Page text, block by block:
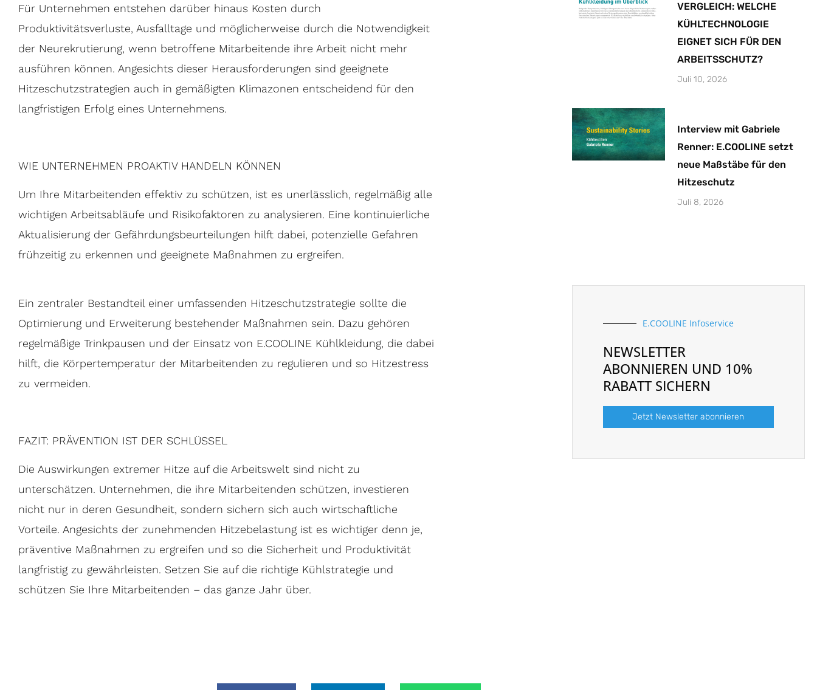
Für Unternehmen entstehen darüber hinaus Kosten durch
Produktivitätsverluste, Ausfalltage und möglicherweise durch die Notwendigkeit
der Neurekrutierung, wenn betroffene Mitarbeitende ihre Arbeit nicht mehr
ausführen können. Angesichts dieser Herausforderungen sind geeignete
Hitzeschutzstrategien auch in gemäßigten Klimazonen entscheidend für den
langfristigen Erfolg eines Unternehmens.
WIE UNTERNEHMEN PROAKTIV HANDELN KÖNNEN
Um Ihre Mitarbeitenden effektiv zu schützen, ist es unerlässlich, regelmäßig alle
wichtigen Arbeitsabläufe und Risikofaktoren zu analysieren. Eine kontinuierliche
Aktualisierung der Gefährdungsbeurteilungen hilft dabei, potenzielle Gefahren
frühzeitig zu erkennen und geeignete Maßnahmen zu ergreifen.
Ein zentraler Bestandteil einer umfassenden Hitzeschutzstrategie sollte die
Optimierung und Erweiterung bestehender Maßnahmen sein. Dazu gehören
regelmäßige Trinkpausen und der Einsatz von E.COOLINE Kühlkleidung, die dabei
hilft, die Körpertemperatur der Mitarbeitenden zu regulieren und so Hitzestress
zu vermeiden.
FAZIT: PRÄVENTION IST DER SCHLÜSSEL
Die Auswirkungen extremer Hitze auf die Arbeitswelt sind nicht zu
unterschätzen. Unternehmen, die ihre Mitarbeitenden schützen, investieren
nicht nur in deren Gesundheit, sondern sichern sich auch wirtschaftliche
Vorteile. Angesichts der zunehmenden Hitzebelastung ist es wichtiger denn je,
präventive Maßnahmen zu ergreifen und so die Sicherheit und Produktivität
langfristig zu gewährleisten. Setzen Sie auf die richtige Kühlstrategie und
schützen Sie Ihre Mitarbeitenden – das ganze Jahr über.
VERGLEICH: WELCHE
KÜHLTECHNOLOGIE
EIGNET SICH FÜR DEN
ARBEITSSCHUTZ?
Juli 10, 2026
Interview mit Gabriele
Renner: E.COOLINE setzt
neue Maßstäbe für den
Hitzeschutz
Juli 8, 2026
E.COOLINE Infoservice
NEWSLETTER
ABONNIEREN UND 10%
RABATT SICHERN
Jetzt Newsletter abonnieren